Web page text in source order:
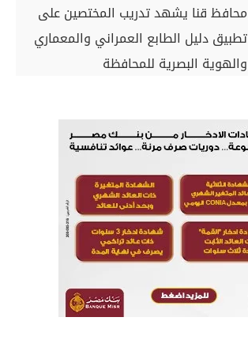
محافظ قنا يشهد تدريب المختصين على
تطبيق دليل الطابع العمراني والمعماري
والهوية البصرية للمحافظة